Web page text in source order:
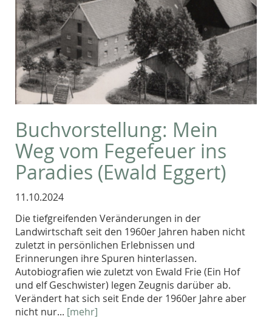
Buchvorstellung: Mein
Weg vom Fegefeuer ins
Paradies (Ewald Eggert)
11.10.2024
Die tiefgreifenden Veränderungen in der
Landwirtschaft seit den 1960er Jahren haben nicht
zuletzt in persönlichen Erlebnissen und
Erinnerungen ihre Spuren hinterlassen.
Autobiografien wie zuletzt von Ewald Frie (Ein Hof
und elf Geschwister) legen Zeugnis darüber ab.
Verändert hat sich seit Ende der 1960er Jahre aber
nicht nur... [mehr]